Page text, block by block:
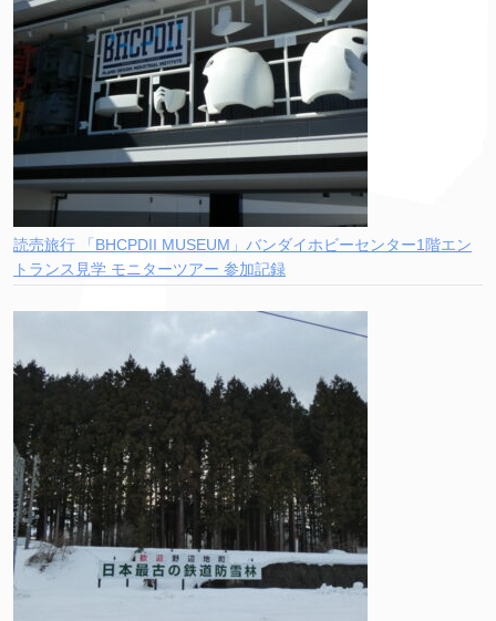
読売旅行 「BHCPDII MUSEUM」バンダイホビーセンター1階エン
トランス見学 モニターツアー 参加記録